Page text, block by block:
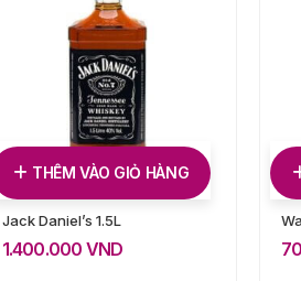
THÊM VÀO GIỎ HÀNG
Jack Daniel’s 1.5L
1.400.000 VND